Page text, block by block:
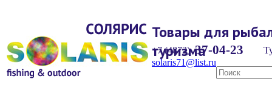
Товары для
туризма
+7 (4872) 37-04-23
solaris71@list.ru